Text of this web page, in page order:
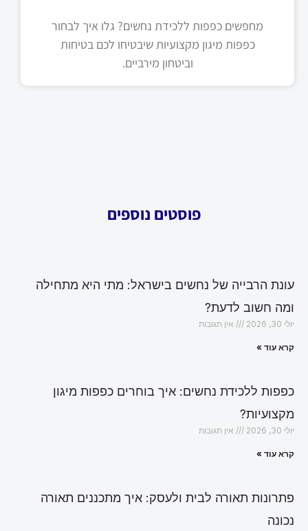
מחפשים כפפות ללכידת נחשים? גלו איך לבחור
כפפות מיגון מקצועיות שיבטיחו לכם בטיחות
וביטחון מירביים.
פוסטים נוספים
עונת הרבייה של נחשים בישראל: מתי היא מתחילה
ומה חשוב לדעת?
יולי 30, 2026 אין תגובות
קרא עוד »
כפפות ללכידת נחשים: איך בוחרים כפפות מיגון
מקצועיות?
יולי 30, 2026 אין תגובות
קרא עוד »
פתרונות תאורה לבית ולעסק: איך מתכננים תאורה
נכונה